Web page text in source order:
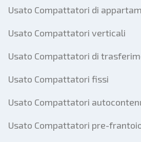
Usato Compattatori di
Usato Compattatori verticali
Usato Compattatori di
Usato Compattatori fissi
Usato Compattatori
Usato Compattatori pre-